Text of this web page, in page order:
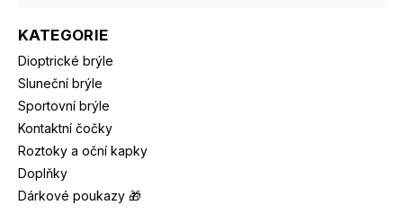
KATEGORIE
Dioptrické brýle
Sluneční brýle
Sportovní brýle
Kontaktní čočky
Roztoky a oční kapky
Doplňky
Dárkové poukazy 🎁